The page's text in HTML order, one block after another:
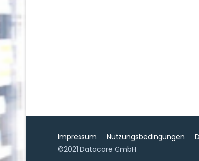
Impressum Nutzungsbedingungen
©2021 Datacare GmbH